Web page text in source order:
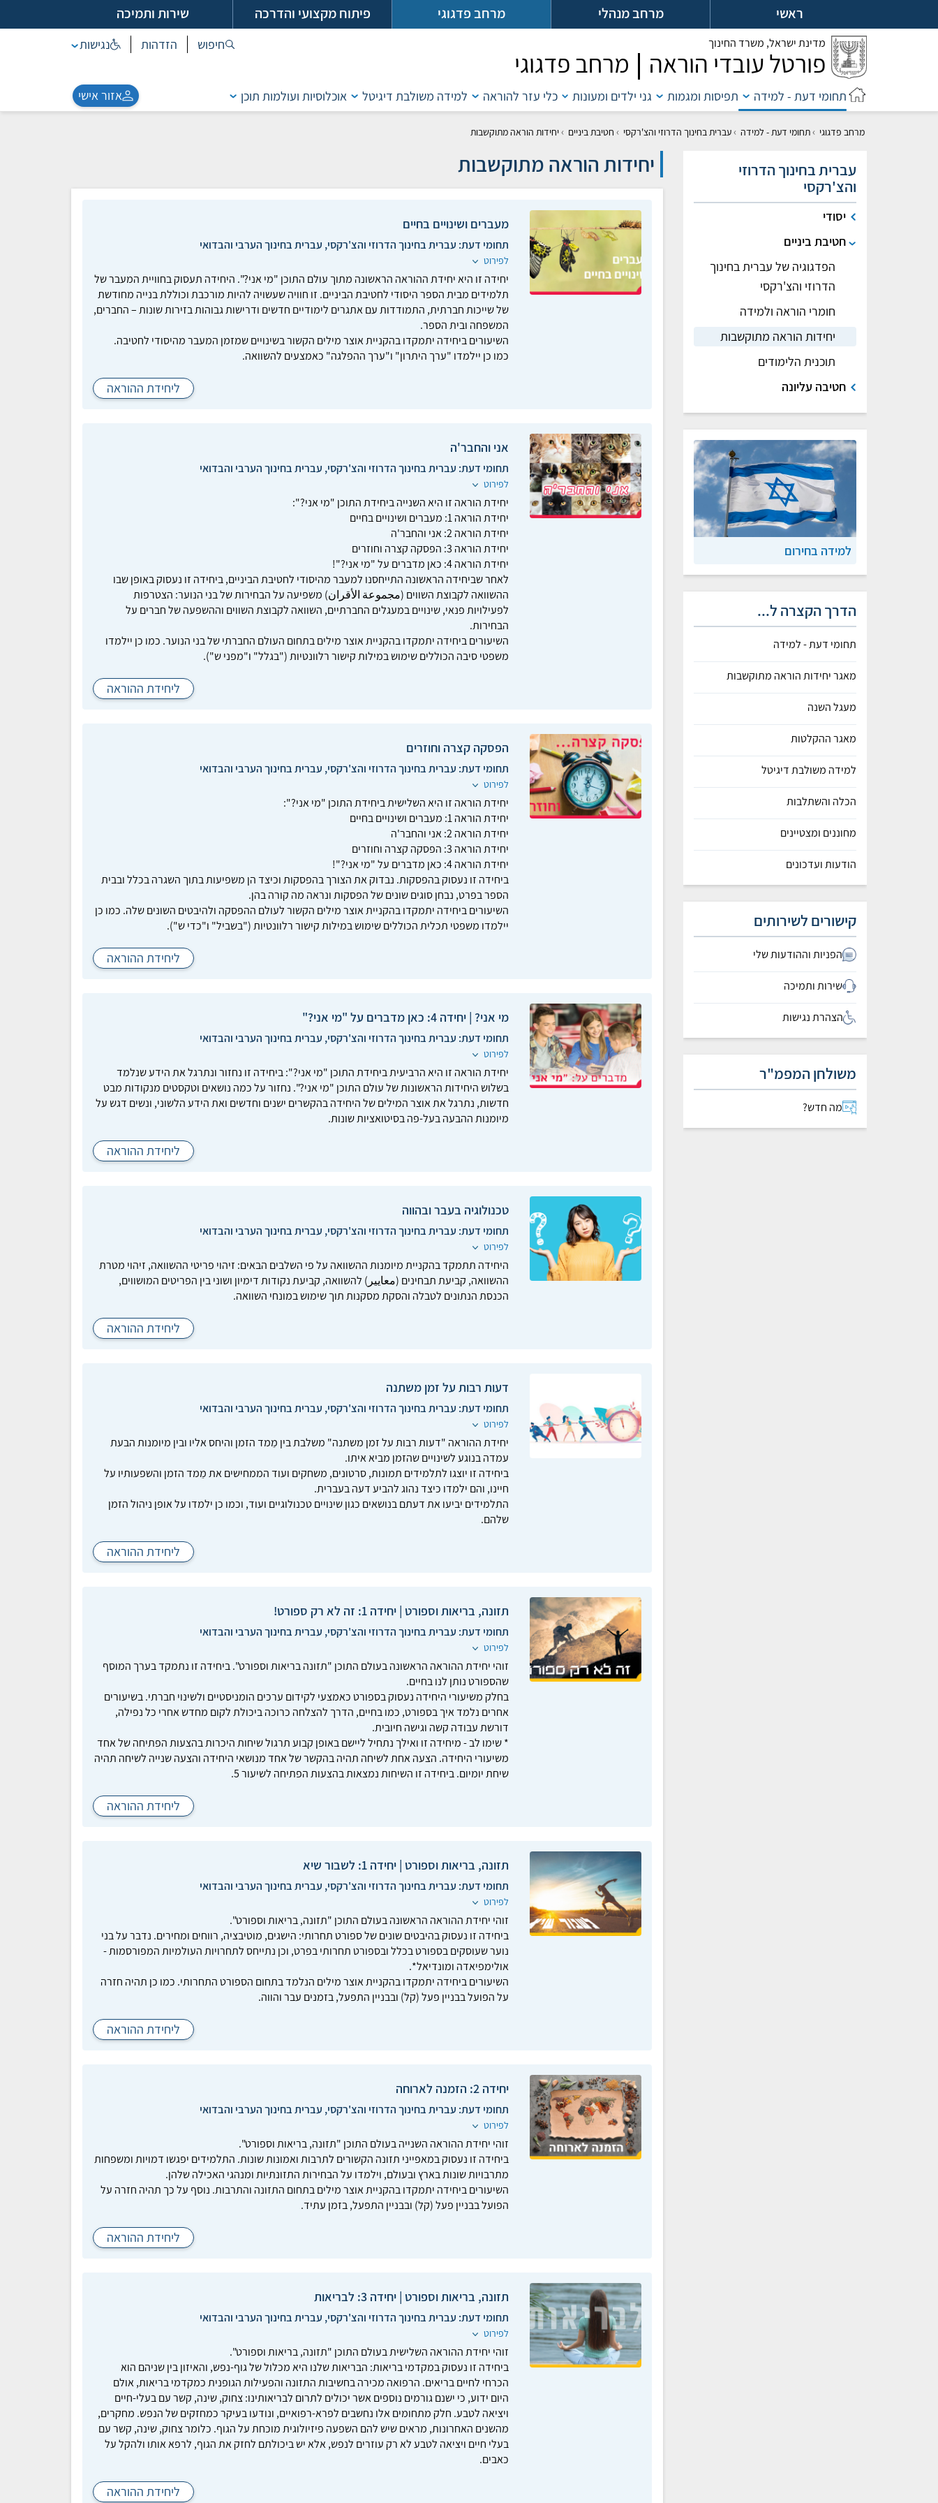
אל
ראשי מרחב מנהלי מרחב פדגוגי פיתוח מקצועי והדרכה שירות ותמיכה
מדינת ישראל, משרד החינוך
פורטל עובדי הוראה מרחב פדגוגי
חיפוש הזדהות נגישות
תחומי דעת - למידה תפיסות ומגמות גני ילדים ומעונות כלי עזר להוראה למידה משולבת דיגיטל אוכלוסיות ועולמות תוכן אזור אישי
מרחב פדגוגי ›תחומי דעת - למידה ›עברית בחינוך הדרוזי והצ'רקסי › חטיבת ביניים ›יחידות הוראה מתוקשבות
יחידות הוראה מתוקשבות
מעברים ושינויים בחיים
תחומי דעת: עברית בחינוך הדרוזי והצ'רקסי, עברית בחינוך הערבי והבדואי
לפירוט
יחידה זו היא יחידת ההוראה הראשונה מתוך עולם התוכן "מי אני?". היחידה תעסוק בחוויית המעבר של
תלמידים מבית הספר היסודי לחטיבת הביניים. זו חוויה שעשויה להיות מורכבת וכוללת בנייה מחודשת
של שייכות חברתית, התמודדות עם אתגרים לימודיים חדשים ודרישות גבוהות בזירות שונות – החברים,
המשפחה ובית הספר.
השיעורים ביחידה יתמקדו בהקניית אוצר מילים הקשור בשינויים שמזמן המעבר מהיסודי לחטיבה.
כמו כן יילמדו "ערך היתרון" ו"ערך ההפלגה" כאמצעים להשוואה.
ליחידת ההוראה
אני והחבר'ה
תחומי דעת: עברית בחינוך הדרוזי והצ'רקסי, עברית בחינוך הערבי והבדואי
לפירוט
יחידת הוראה זו היא השנייה ביחידת התוכן "מי אני?":
יחידת הוראה 1: מעברים ושינויים בחיים
יחידת הוראה 2: אני והחבר'ה
יחידת הוראה 3: הפסקה קצרה וחוזרים
יחידת הוראה 4: כאן מדברים על "מי אני?"!
לאחר שביחידה הראשונה התייחסנו למעבר מהיסודי לחטיבת הביניים, ביחידה זו נעסוק באופן שבו
ההשוואה לקבוצת השווים ‎(مجموعة الأقران)‎ משפיעה על הבחירות של בני הנוער: הצטרפות
לפעילויות פנאי, שינויים במעגלים החברתיים, השוואה לקבוצת השווים וההשפעה של חברים על
הבחירות.
השיעורים ביחידה יתמקדו בהקניית אוצר מילים בתחום העולם החברתי של בני הנוער. כמו כן יילמדו
משפטי סיבה הכוללים שימוש במילות קישור רלוונטיות ("בגלל" ו"מפני ש").
ליחידת ההוראה
הפסקה קצרה וחוזרים
תחומי דעת: עברית בחינוך הדרוזי והצ'רקסי, עברית בחינוך הערבי והבדואי
לפירוט
יחידת הוראה זו היא השלישית ביחידת התוכן "מי אני?":
יחידת הוראה 1: מעברים ושינויים בחיים
יחידת הוראה 2: אני והחבר'ה
יחידת הוראה 3: הפסקה קצרה וחוזרים
יחידת הוראה 4: כאן מדברים על "מי אני?"!
ביחידה זו נעסוק בהפסקות. נבדוק את הצורך בהפסקות וכיצד הן משפיעות בתוך השגרה בכלל ובבית
הספר בפרט, נבחן סוגים שונים של הפסקות ונראה מה קורה בהן.
השיעורים ביחידה יתמקדו בהקניית אוצר מילים הקשור לעולם ההפסקה ולהיבטים השונים שלה. כמו כן
יילמדו משפטי תכלית הכוללים שימוש במילות קישור רלוונטיות ("בשביל" ו"כדי ש").
ליחידת ההוראה
מי אני? | יחידה 4: כאן מדברים על "מי אני?"
תחומי דעת: עברית בחינוך הדרוזי והצ'רקסי, עברית בחינוך הערבי והבדואי
לפירוט
יחידת הוראה זו היא הרביעית ביחידת התוכן "מי אני?": ביחידה זו נחזור ונתרגל את הידע שנלמד
בשלוש היחידות הראשונות של עולם התוכן "מי אני?". נחזור על כמה נושאים וטקסטים מנקודות מבט
חדשות, נתרגל את אוצר המילים של היחידה בהקשרים ישנים וחדשים ואת הידע הלשוני, ונשים דגש על
מיומנות ההבעה בעל-פה בסיטואציות שונות.
ליחידת ההוראה
טכנולוגיה בעבר ובהווה
תחומי דעת: עברית בחינוך הדרוזי והצ'רקסי, עברית בחינוך הערבי והבדואי
לפירוט
היחידה תתמקד בהקניית מיומנות ההשוואה על פי השלבים הבאים: זיהוי פריטי ההשוואה, זיהוי מטרת
ההשוואה, קביעת תבחינים ‎(معايير)‎ להשוואה, קביעת נקודות דימיון ושוני בין הפריטים המושווים,
הכנסת הנתונים לטבלה והסקת מסקנות תוך שימוש במונחי השוואה.
ליחידת ההוראה
דעות רבות על זמן משתנה
תחומי דעת: עברית בחינוך הדרוזי והצ'רקסי, עברית בחינוך הערבי והבדואי
לפירוט
יחידת ההוראה "דעות רבות על זמן משתנה" משלבת בין מֵמד הזמן והיחס אליו ובין מיומנות הבעת
עמדה בנוגע לשינויים שהזמן מביא איתו.
ביחידה זו יוצגו לתלמידים תמונות, סרטונים, משחקים ועוד הממחישים את מֵמד הזמן והשפעותיו על
חיינו, והם ילמדו כיצד נהוג להביע דעה בעברית.
התלמידים יביעו את דעתם בנושאים כגון שינויים טכנולוגיים ועוד, וכמו כן ילמדו על אופן ניהול הזמן
שלהם.
ליחידת ההוראה
תזונה, בריאות וספורט | יחידה 1: זה לא רק ספורט!
תחומי דעת: עברית בחינוך הדרוזי והצ'רקסי, עברית בחינוך הערבי והבדואי
לפירוט
זוהי יחידת ההוראה הראשונה בעולם התוכן "תזונה בריאות וספורט". ביחידה זו נתמקד בערך המוסף
שהספורט נותן לנו בחיים.
בחלק משיעורי היחידה נעסוק בספורט כאמצעי לקידום ערכים הומניסטיים ולשינוי חברתי. בשיעורים
אחרים נלמד איך בספורט, כמו בחיים, הדרך להצלחה כרוכה ביכולת לקום מחדש אחרי כל נפילה,
דורשת עבודה קשה וגישה חיובית.
* שימו לב - מיחידה זו ואילך נתחיל ליישם באופן קבוע תרגול שיחות היכרות בהצעות הפתיחה של אחד
משיעורי היחידה. הצעה אחת לשיחה תהיה בהקשר של אחד מנושאי היחידה והצעה שנייה לשיחה תהיה
שיחת יומיום. ביחידה זו השיחות נמצאות בהצעות הפתיחה לשיעור 5.
ליחידת ההוראה
תזונה, בריאות וספורט | יחידה 1: לשבור שיא
תחומי דעת: עברית בחינוך הדרוזי והצ'רקסי, עברית בחינוך הערבי והבדואי
לפירוט
זוהי יחידת ההוראה הראשונה בעולם התוכן "תזונה, בריאות וספורט".
ביחידה זו נעסוק בהיבטים שונים של ספורט תחרותי: הישגים, מוטיבציה, רווחים ומחירים. נדבר על בני
נוער שעוסקים בספורט בכלל ובספורט תחרותי בפרט, וכן נתייחס לתחרויות העולמיות המפורסמות -
אולימפיאדה ומונדיאל*.
השיעורים ביחידה יתמקדו בהקניית אוצר מילים הנלמד בתחום הספורט התחרותי. כמו כן תהיה חזרה
על הפועל בבניין פעל (קל) ובבניין התפעל, בזמנים עבר והווה.
ליחידת ההוראה
יחידה 2: הזמנה לארוחה
תחומי דעת: עברית בחינוך הדרוזי והצ'רקסי, עברית בחינוך הערבי והבדואי
לפירוט
זוהי יחידת ההוראה השנייה בעולם התוכן "תזונה, בריאות וספורט".
ביחידה זו נעסוק במאפייני תזונה הקשורים לתרבות ואמונות שונות. התלמידים יפגשו דמויות ומשפחות
מתרבויות שונות בארץ ובעולם, וילמדו על הבחירות התזונתיות ומנהגי האכילה שלהן.
השיעורים ביחידה יתמקדו בהקניית אוצר מילים בתחום התזונה והתרבות. נוסף על כך תהיה חזרה על
הפועל בבניין פעל (קל) ובבניין התפעל, בזמן עתיד.
ליחידת ההוראה
תזונה, בריאות וספורט | יחידה 3: לבריאות
תחומי דעת: עברית בחינוך הדרוזי והצ'רקסי, עברית בחינוך הערבי והבדואי
לפירוט
זוהי יחידת ההוראה השלישית בעולם התוכן "תזונה, בריאות וספורט".
ביחידה זו נעסוק במקדמי בריאות: הבריאות שלנו היא מכלול של גוף-נפש, והאיזון בין שניהם הוא
הכרחי לחיים בריאים. הרפואה מכירה בחשיבות התזונה והפעילות הגופנית כמקדמי בריאות, אולם
היום ידוע, כי ישנם גורמים נוספים אשר יכולים לתרום לבריאותינו: צחוק, שינה, קשר עם בעלי-חיים
ויציאה לטבע. חלק מתחומים אלו נחשבים לפרא-רפואיים, ונודעו בעיקר כמחזקים של הנפש. מחקרים,
מהשנים האחרונות, מראים שיש להם השפעה פיזיולוגית מוכחת על הגוף. כלומר צחוק, שינה, קשר עם
בעלי חיים ויציאה לטבע לא רק עוזרים לנפש, אלא יש ביכולתם לחזק את הגוף, לרפא אותו ולהקל על
כאבים.
ליחידת ההוראה
עברית בחינוך הדרוזי
והצ'רקסי
יסודי
חטיבת ביניים
הפדגוגיה של עברית בחינוך
הדרוזי והצ'רקסי
חומרי הוראה ולמידה
יחידות הוראה מתוקשבות
תוכנית הלימודים
חטיבה עליונה
למידה בחירום
הדרך הקצרה ל...
תחומי דעת - למידה
מאגר יחידות הוראה מתוקשבות
מעגל השנה
מאגר ההקלטות
למידה משולבת דיגיטל
הכלה והשתלבות
מחוננים ומצטיינים
הודעות ועדכונים
קישורים לשירותים
הפניות וההודעות שלי
שירות ותמיכה
הצהרת נגישות
משולחן המפמ"ר
מה חדש?